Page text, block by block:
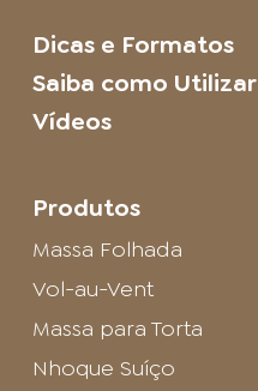
Dicas e Formatos
Saiba como Utilizar
Vídeos
Produtos
Massa Folhada
Vol-au-Vent
Massa para Torta
Nhoque Suíço